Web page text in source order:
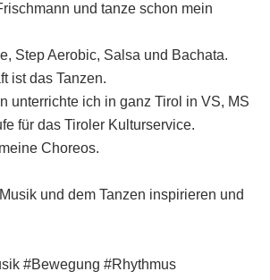
und tanze schon mein
Step Aerobic, Salsa und Bachata.
ist das Tanzen.
unterrichte ich in ganz Tirol in VS, MS
für das Tiroler Kulturservice.
Choreos.
und dem Tanzen inspirieren und
#Bewegung #Rhythmus